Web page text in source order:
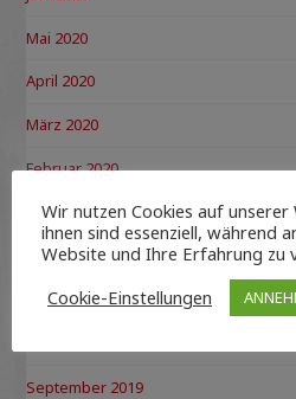
Mai 2020
April 2020
März 2020
Februar 2020
Januar 2020
Dezember 2019
November 2019
September 2019
Wir nutzen Cookies auf unserer
ihnen sind essenziell, während
Website und Ihre Erfahrung zu
Cookie-Einstellungen